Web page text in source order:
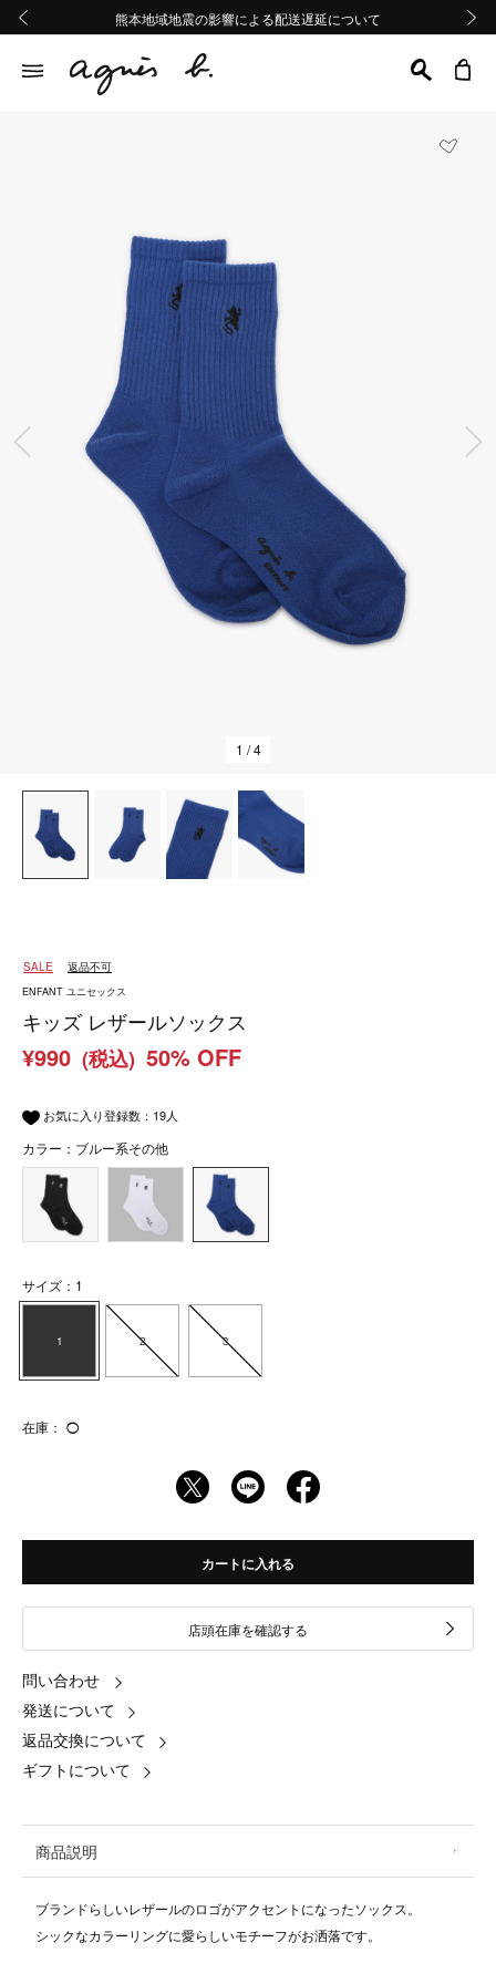
熊本地域地震の影響による配送遅延について
Summer Sale 2buy10%OFF!!
熊本地域地震の影響による配送遅延について
Summer Sale 2buy10%OFF!!
前の画像
1 / 4
SALE 返品不可
ENFANT ユニセックス
キッズ レザールソックス
¥990 (税込) 50% OFF
お気に入り登録数： 19人
カラー：ブルー系その他
サイズ：1
1 2 3
在庫： ◯
カートに入れる
店頭在庫を確認する
問い合わせ
発送について
返品交換について
ギフトについて
商品説明
ブランドらしいレザールのロゴがアクセントになったソックス。
シックなカラーリングに愛らしいモチーフがお洒落です。